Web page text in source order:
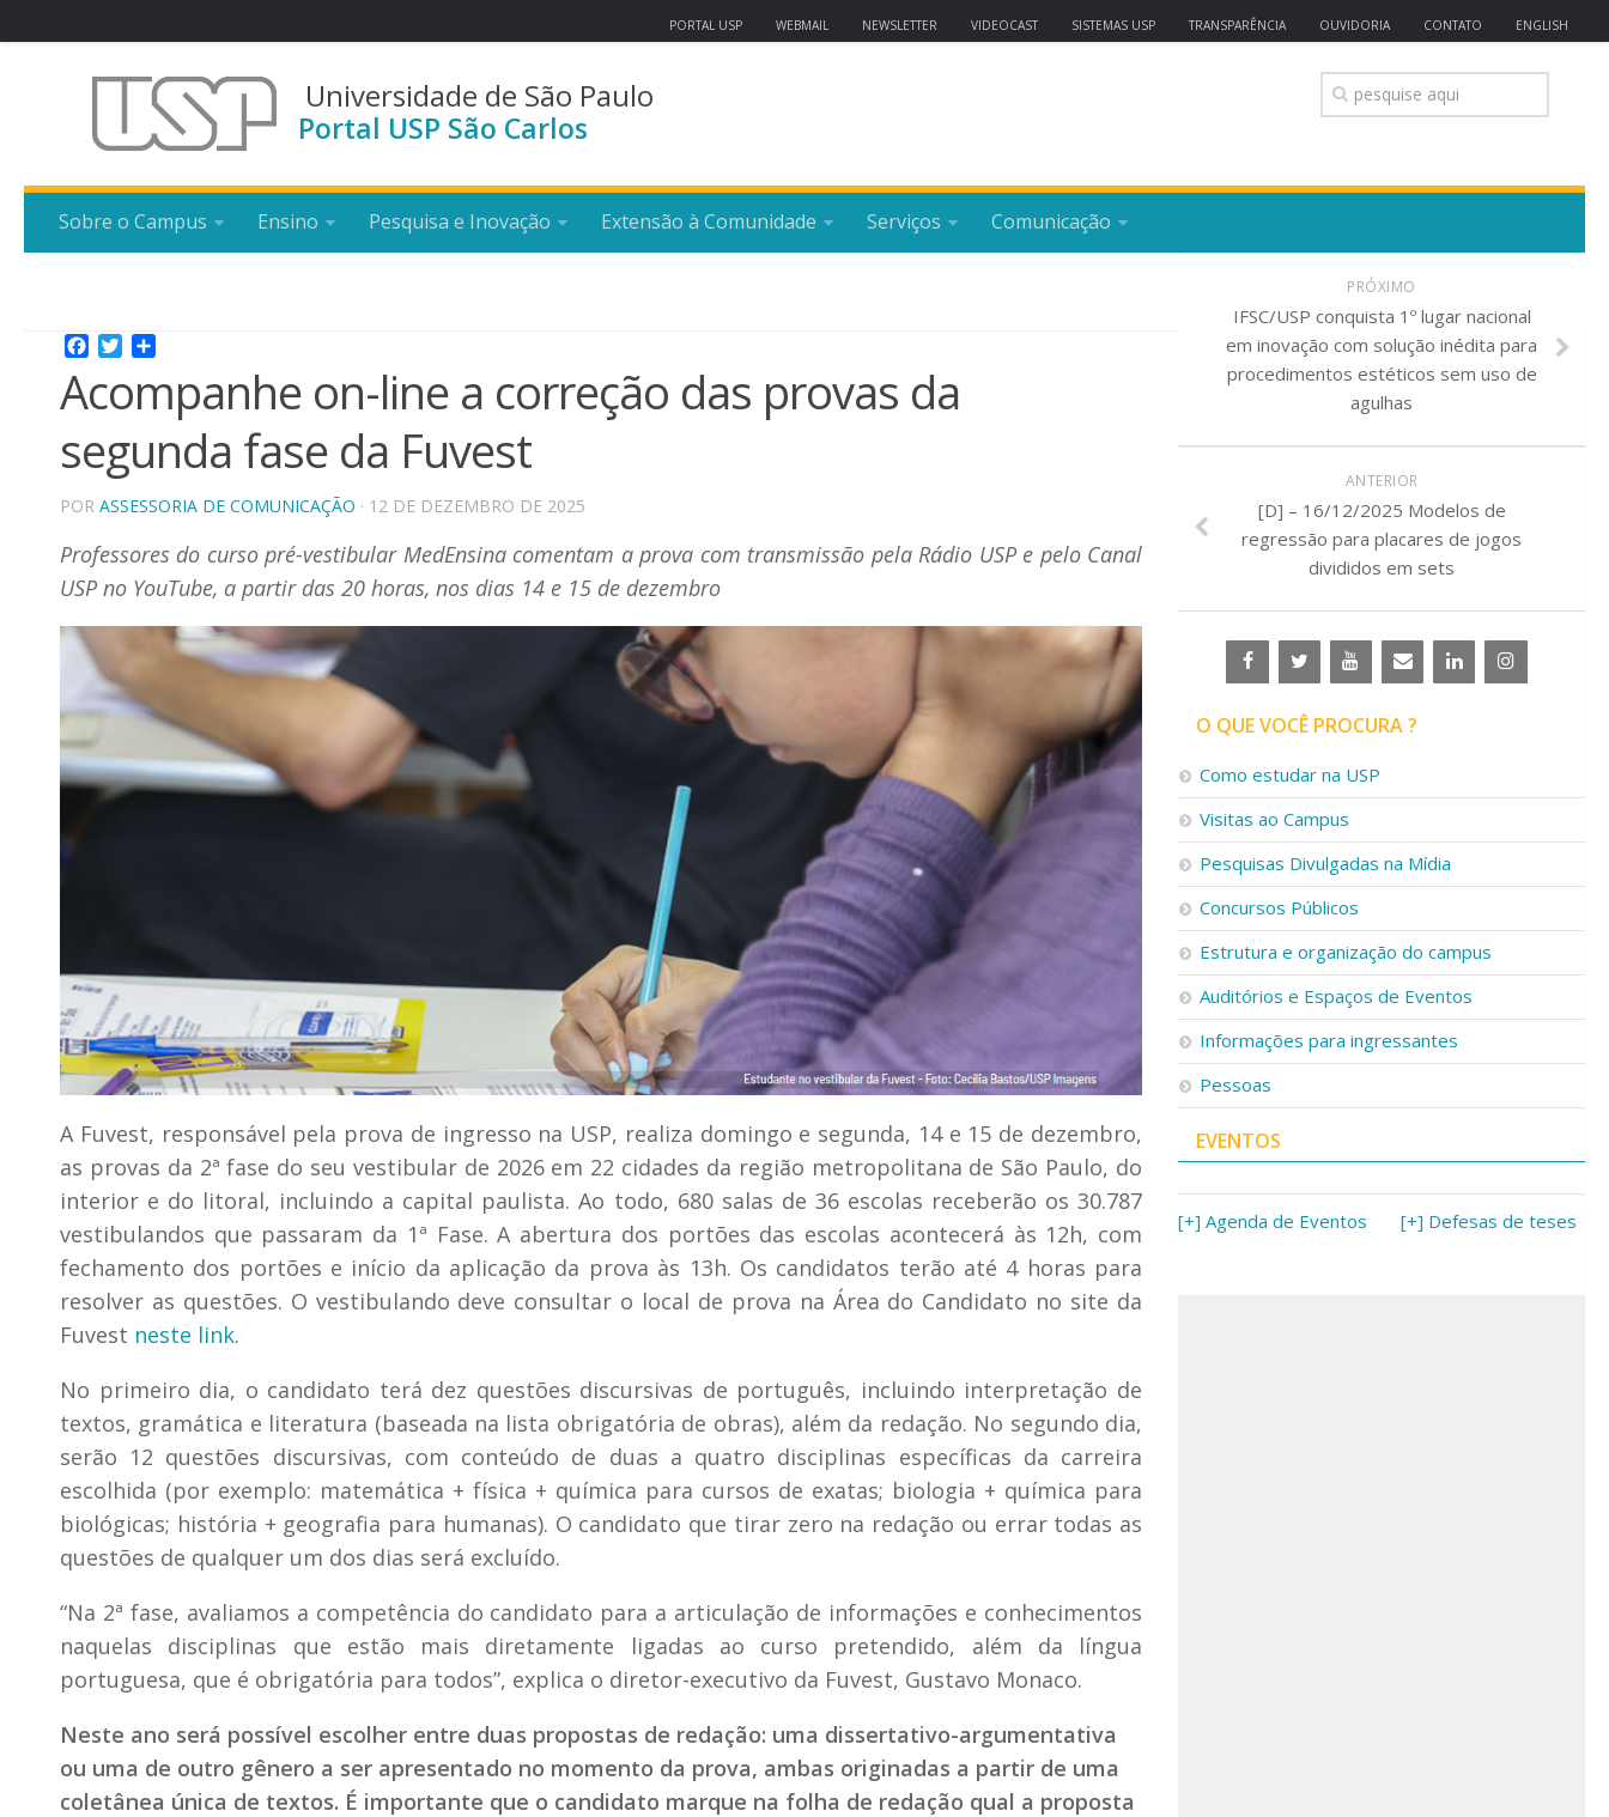
PORTAL USP WEBMAIL NEWSLETTER VIDEOCAST SISTEMAS USP TRANSPARÊNCIA OUVIDORIA CONTATO ENGLISH
Universidade de São Paulo
Portal USP São Carlos
Sobre o Campus Ensino Pesquisa e Inovação Extensão à Comunidade Serviços Comunicação
Facebook
Twitter
Acompanhe on-line a correção das provas da
segunda fase da Fuvest
POR ASSESSORIA DE COMUNICAÇÃO · 12 DE DEZEMBRO DE 2025
Professores do curso pré-vestibular MedEnsina comentam a prova com transmissão pela Rádio USP e pelo Canal
USP no YouTube, a partir das 20 horas, nos dias 14 e 15 de dezembro
A Fuvest, responsável pela prova de ingresso na USP, realiza domingo e segunda, 14 e 15 de dezembro,
as provas da 2ª fase do seu vestibular de 2026 em 22 cidades da região metropolitana de São Paulo, do
interior e do litoral, incluindo a capital paulista. Ao todo, 680 salas de 36 escolas receberão os 30.787
vestibulandos que passaram da 1ª Fase. A abertura dos portões das escolas acontecerá às 12h, com
fechamento dos portões e início da aplicação da prova às 13h. Os candidatos terão até 4 horas para
resolver as questões. O vestibulando deve consultar o local de prova na Área do Candidato no site da
Fuvest neste link.
No primeiro dia, o candidato terá dez questões discursivas de português, incluindo interpretação de
textos, gramática e literatura (baseada na lista obrigatória de obras), além da redação. No segundo dia,
serão 12 questões discursivas, com conteúdo de duas a quatro disciplinas específicas da carreira
escolhida (por exemplo: matemática + física + química para cursos de exatas; biologia + química para
biológicas; história + geografia para humanas). O candidato que tirar zero na redação ou errar todas as
questões de qualquer um dos dias será excluído.
“Na 2ª fase, avaliamos a competência do candidato para a articulação de informações e conhecimentos
naquelas disciplinas que estão mais diretamente ligadas ao curso pretendido, além da língua
portuguesa, que é obrigatória para todos”, explica o diretor-executivo da Fuvest, Gustavo Monaco.
Neste ano será possível escolher entre duas propostas de redação: uma dissertativo-argumentativa
ou uma de outro gênero a ser apresentado no momento da prova, ambas originadas a partir de uma
coletânea única de textos. É importante que o candidato marque na folha de redação qual a proposta
PRÓXIMO
IFSC/USP conquista 1º lugar nacional
em inovação com solução inédita para
procedimentos estéticos sem uso de
agulhas
ANTERIOR
[D] – 16/12/2025 Modelos de
regressão para placares de jogos
divididos em sets
O QUE VOCÊ PROCURA ?
Como estudar na USP
Visitas ao Campus
Pesquisas Divulgadas na Mídia
Concursos Públicos
Estrutura e organização do campus
Auditórios e Espaços de Eventos
Informações para ingressantes
Pessoas
EVENTOS
[+] Agenda de Eventos [+] Defesas de teses